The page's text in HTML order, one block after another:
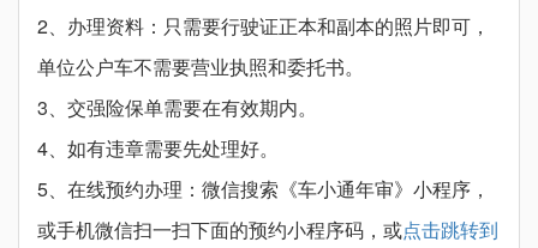
2、办理资料：只需要行驶证正本和副本的照片即可，
单位公户车不需要营业执照和委托书。
3、交强险保单需要在有效期内。
4、如有违章需要先处理好。
5、在线预约办理：微信搜索《车小通年审》小程序，
或手机微信扫一扫下面的预约小程序码，或点击跳转到